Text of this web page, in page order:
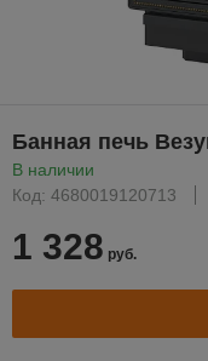
Банная печь
В наличии
Код: 4680019120713
1 328 руб.